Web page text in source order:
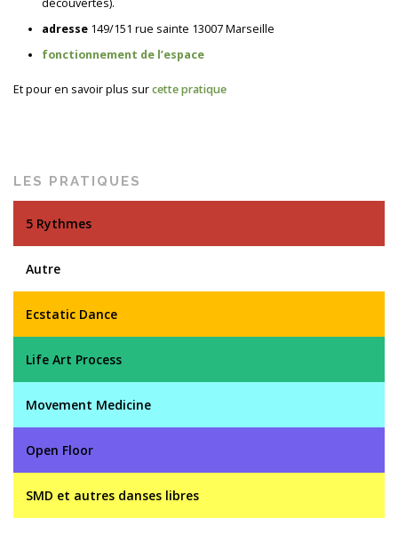
adresse 149/151 rue sainte 13007 Marseille
fonctionnement de l’espace
Et pour en savoir plus surcette pratique
LES PRATIQUES
5 Rythmes
Autre
Ecstatic Dance
Life Art Process
Movement Medicine
Open Floor
SMD et autres danses libres